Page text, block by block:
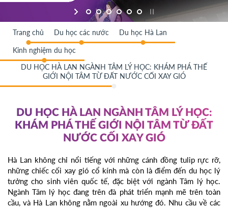
Trang chủ Du học các nước Du học Hà Lan
Kinh nghiệm du học
DU HỌC HÀ LAN NGÀNH TÂM LÝ HỌC: KHÁM PHÁ THẾ
GIỚI NỘI TÂM TỪ ĐẤT NƯỚC CỐI XAY GIÓ
DU HỌC HÀ LAN NGÀNH TÂM LÝ HỌC:
KHÁM PHÁ THẾ GIỚI NỘI TÂM TỪ ĐẤT
NƯỚC CỐI XAY GIÓ
Hà Lan không chỉ nổi tiếng với những cánh đồng tulip rực rỡ,
những chiếc cối xay gió cổ kính mà còn là điểm đến du học lý
tưởng cho sinh viên quốc tế, đặc biệt với ngành Tâm lý học.
Ngành Tâm lý học đang trên đà phát triển mạnh mẽ trên toàn
cầu, và Hà Lan không nằm ngoài xu hướng đó. Nhu cầu về các